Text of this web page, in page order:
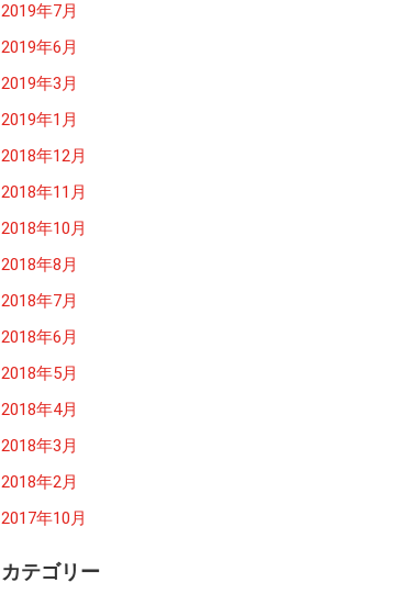
2019年7月
2019年6月
2019年3月
2019年1月
2018年12月
2018年11月
2018年10月
2018年8月
2018年7月
2018年6月
2018年5月
2018年4月
2018年3月
2018年2月
2017年10月
カテゴリー